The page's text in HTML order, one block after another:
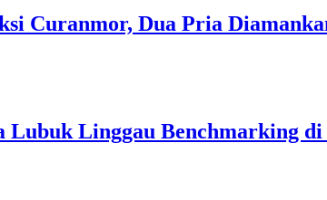
Curanmor, Dua Pria
Lubuk Linggau Benchmarking